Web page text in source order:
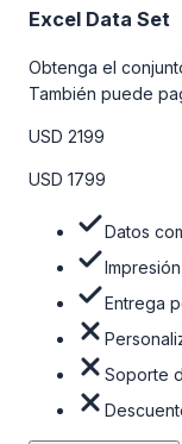
Excel Data Set
Obtenga el
También puede
la tabla de precios
USD 2199
USD 1799
Datos
Entrega
Soporte